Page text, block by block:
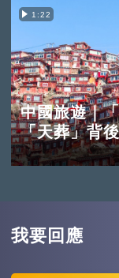
1:22
中國旅遊｜
「天葬」背
我要回應